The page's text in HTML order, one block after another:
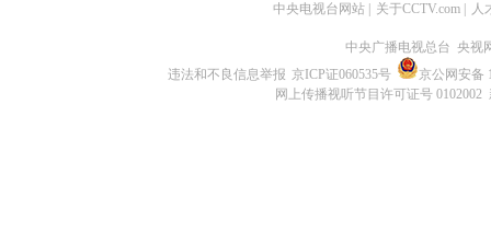
中央电视台网站 关于CCTV.com 人
中央广播电视总台 央视
违法和不良信息举报 京ICP证060535号
京公网安备
网上传播视听节目许可证号 0102002